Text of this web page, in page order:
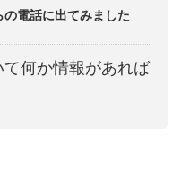
電話に出てみました
何か情報があれば